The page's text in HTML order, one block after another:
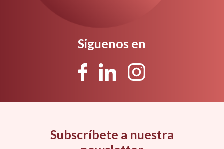
Siguenos en
Subscríbete a nuestra